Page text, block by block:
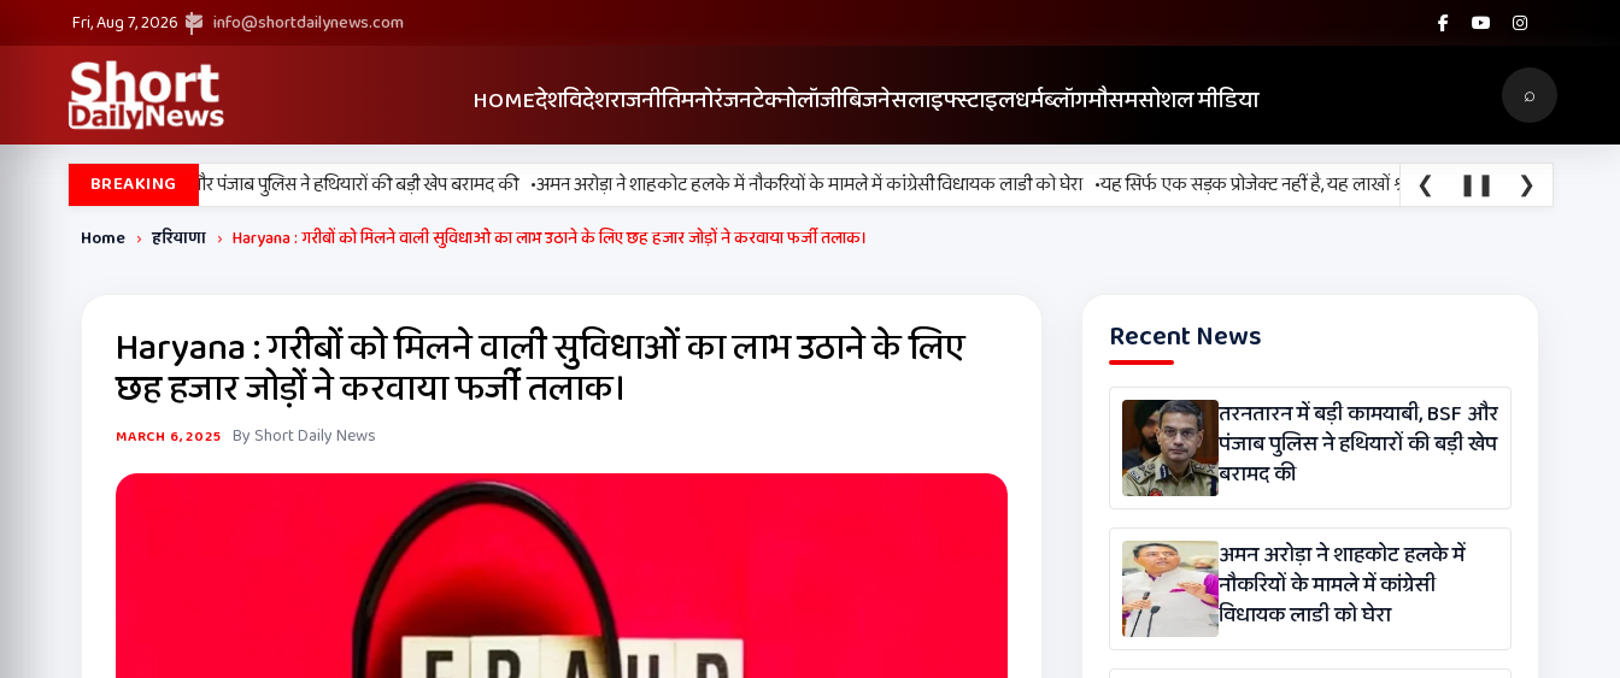
Fri, Aug 7, 2026 info@shortdailynews.com
HOMEदेशविदेशराजनीतिमनोरंजनटेक्नोलॉजीबिजनेसलाइफ्स्टाइलधर्मब्लॉगमौसमसोशल मीडिया ⌕
BREAKING
में बड़ी कामयाबी, BSF और पंजाब पुलिस ने हथियारों की बड़ी खेप बरामद की •अमन अरोड़ा ने शाहकोट हलके में नौकरियों के मामले में कांग्रेसी विधायक लाडी को घेरा •यह सिर्फ एक सड़क प्रोजेक्ट नहीं है, यह लाखों श्रद्धालुओं, किसानों, व्यापारियों और
❮ ❚❚ ❯
Home › हरियाणा › Haryana : गरीबों को मिलने वाली सुविधाओं का लाभ उठाने के लिए छह हजार जोड़ों ने करवाया फर्जी तलाक।
Haryana : गरीबों को मिलने वाली सुविधाओं का लाभ उठाने के लिए
छह हजार जोड़ों ने करवाया फर्जी तलाक।
MARCH 6, 2025 By Short Daily News
Recent News
तरनतारन में बड़ी कामयाबी, BSF और
पंजाब पुलिस ने हथियारों की बड़ी खेप
बरामद की
अमन अरोड़ा ने शाहकोट हलके में
नौकरियों के मामले में कांग्रेसी
विधायक लाडी को घेरा